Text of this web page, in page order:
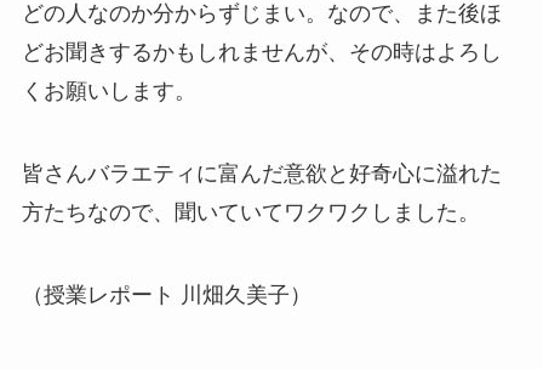
どの人なのか分からずじまい。なので、また後ほ
どお聞きするかもしれませんが、その時はよろし
くお願いします。
皆さんバラエティに富んだ意欲と好奇心に溢れた
方たちなので、聞いていてワクワクしました。
（授業レポート 川畑久美子）